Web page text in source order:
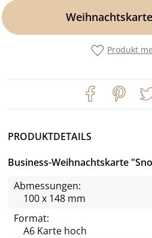
Produkt
PRODUKTDETAILS
Business-Weihnachtskarte
Abmessungen:
100 x 148 mm
Format:
A6 Karte hoch